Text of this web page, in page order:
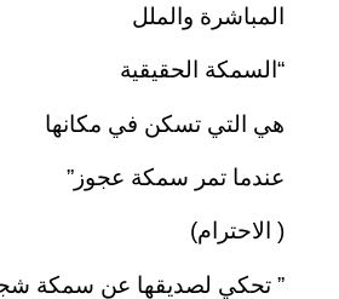
المباشرة والملل
“السمكة الحقيقية
هي التي تسكن في مكانها
عندما تمر سمكة عجوز”
( الاحترام)
” تحكي لصديقها عن سمكة